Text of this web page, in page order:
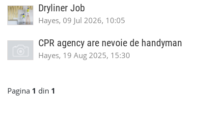
Dryliner Job
Hayes, 09 Jul 2026, 10:05
CPR agency are nevoie de handyman
Hayes, 19 Aug 2025, 15:30
Pagina 1 din 1